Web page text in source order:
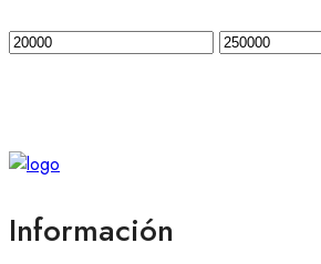
Precio
Precio
Información